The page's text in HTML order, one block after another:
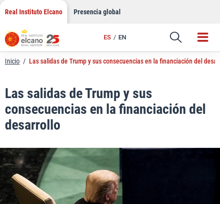
Saltar
contenido
Real Instituto Elcano Presencia global
ES EN
Enlace
Inicio / Las salidas de Trump y sus consecuencias en la financiación del
Las salidas de Trump y sus
consecuencias en la financiación del
desarrollo